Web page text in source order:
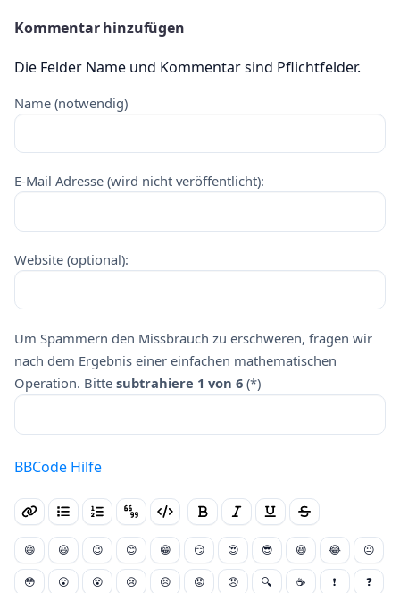
Kommentar hinzufügen
Die Felder Name und Kommentar sind Pflichtfelder.
Name (notwendig)
E-Mail Adresse (wird nicht veröffentlicht):
Website (optional):
Um Spammern den Missbrauch zu erschweren, fragen wir
nach dem Ergebnis einer einfachen mathematischen
Operation. Bitte subtrahiere 1 von 6 (*)
BBCode Hilfe
😄 😃 😉 😊 😁 😏 😍 😎 😆 😂 😐
😳 😮 😵 😢 😣 😟 😠 🔍 ☕ ❗ ❓